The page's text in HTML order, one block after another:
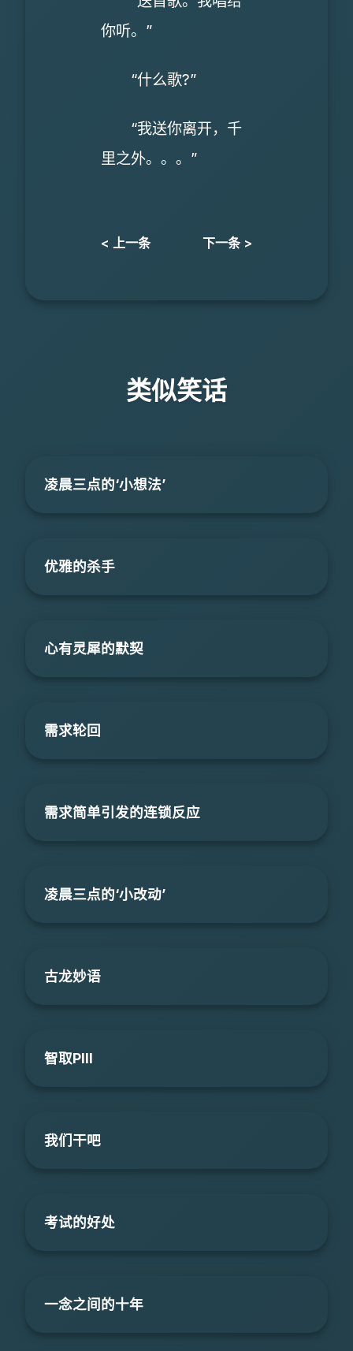
你听。”
“什么歌?”
“我送你离开，千
里之外。。。”
< 上一条 下一条 >
类似笑话
凌晨三点的‘小想法’
优雅的杀手
心有灵犀的默契
需求轮回
需求简单引发的连锁反应
凌晨三点的‘小改动’
古龙妙语
智取PIII
我们干吧
考试的好处
一念之间的十年